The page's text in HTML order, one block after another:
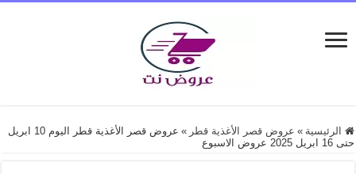
الرئيسية » عروض قصر الأغذية قطر »
عروض قصر الأغذية قطر اليوم 10 ابريل
حتى 16 ابريل 2025 عروض الاسبوع